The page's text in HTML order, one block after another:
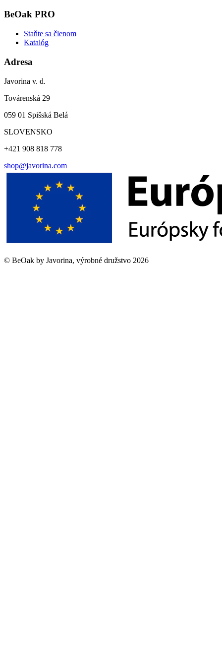
BeOak PRO
Staňte sa členom
Katalóg
Adresa
Javorina v. d.
Továrenská 29
059 01 Spišská Belá
SLOVENSKO
+421 908 818 778
shop@javorina.com
© BeOak by Javorina, výrobné družstvo 2026